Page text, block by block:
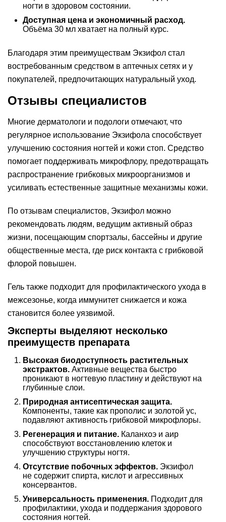
ногти в здоровом состоянии.
Доступная цена и экономичный расход.
Объёма 30 мл хватает на полный курс.
Благодаря этим преимуществам Экзифол стал
востребованным средством в аптечных сетях и у
покупателей, предпочитающих натуральный уход.
Отзывы специалистов
Многие дерматологи и подологи отмечают, что
регулярное использование Экзифола способствует
улучшению состояния ногтей и кожи стоп. Средство
помогает поддерживать микрофлору, предотвращать
распространение грибковых микроорганизмов и
усиливать естественные защитные механизмы кожи.
По отзывам специалистов, Экзифол можно
рекомендовать людям, ведущим активный образ
жизни, посещающим спортзалы, бассейны и другие
общественные места, где риск контакта с грибковой
флорой повышен.
Гель также подходит для профилактического ухода в
межсезонье, когда иммунитет снижается и кожа
становится более уязвимой.
Эксперты выделяют несколько
преимуществ препарата
Высокая биодоступность растительных
экстрактов. Активные вещества быстро
проникают в ногтевую пластину и действуют на
глубинные слои.
Природная антисептическая защита.
Компоненты, такие как прополис и золотой ус,
подавляют активность грибковой микрофлоры.
Регенерация и питание. Каланхоэ и аир
способствуют восстановлению клеток и
улучшению структуры ногтя.
Отсутствие побочных эффектов. Экзифол
не содержит спирта, кислот и агрессивных
консервантов.
Универсальность применения. Подходит для
профилактики, ухода и поддержания здорового
состояния ногтей.